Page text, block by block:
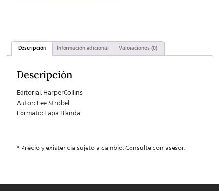
Descripción Información adicional Valoraciones (0)
Descripción
Editorial: HarperCollins
Autor: Lee Strobel
Formato: Tapa Blanda
* Precio y existencia sujeto a cambio. Consulte con asesor.